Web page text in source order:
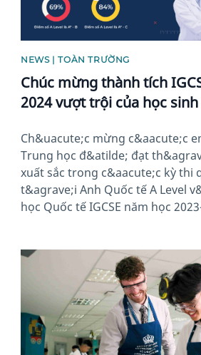
NEWS | TOÀN TRƯỜNG
Chúc mừng thành tích
2024 vượt trội của học sinh
Ch&uacute;c mừng c&aacute;c
Trung học đ&atilde; đạt
xuất sắc trong c&aacute;c kỳ thi
t&agrave;i Anh Quốc tế A Level
học Quốc tế IGCSE năm học
News image